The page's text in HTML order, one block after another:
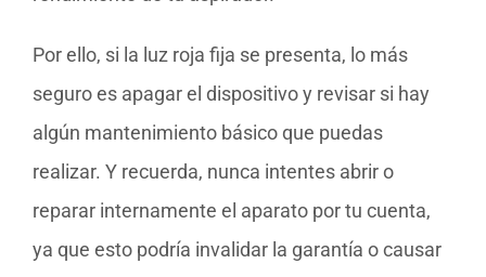
Por ello, si la luz roja fija se presenta, lo más
seguro es apagar el dispositivo y revisar si hay
algún mantenimiento básico que puedas
realizar. Y recuerda, nunca intentes abrir o
reparar internamente el aparato por tu cuenta,
ya que esto podría invalidar la garantía o causar